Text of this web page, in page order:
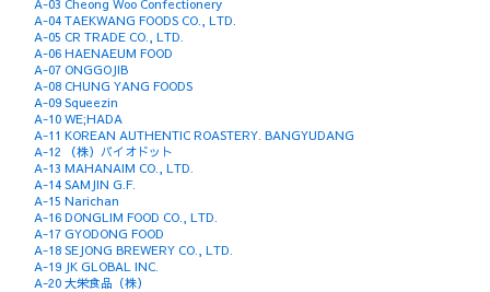
A-03 Cheong Woo Confectionery
A-04 TAEKWANG FOODS CO., LTD.
A-05 CR TRADE CO., LTD.
A-06 HAENAEUM FOOD
A-07 ONGGOJIB
A-08 CHUNG YANG FOODS
A-09 Squeezin
A-10 WE;HADA
A-11 KOREAN AUTHENTIC ROASTERY. BANGYUDANG
A-12 （株）バイオドット
A-13 MAHANAIM CO., LTD.
A-14 SAMJIN G.F.
A-15 Narichan
A-16 DONGLIM FOOD CO., LTD.
A-17 GYODONG FOOD
A-18 SEJONG BREWERY CO., LTD.
A-19 JK GLOBAL INC.
A-20 大栄食品（株）